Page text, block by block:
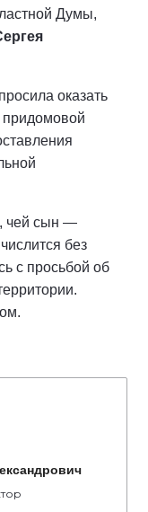
Думы,
оказать
придомовой
чей сын —
без
с просьбой об